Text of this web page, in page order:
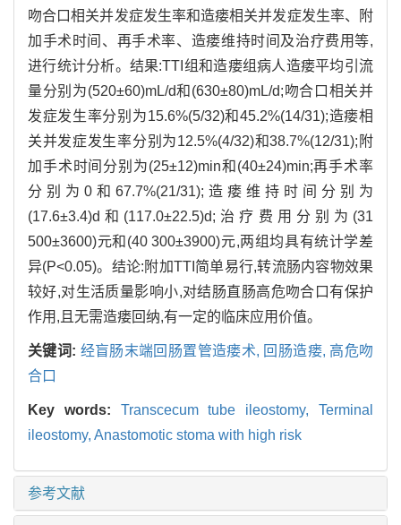
吻合口相关并发症发生率和造瘘相关并发症发生率、附
加手术时间、再手术率、造瘘维持时间及治疗费用等,
进行统计分析。结果:TTI组和造瘘组病人造瘘平均引流
量分别为(520±60)mL/d和(630±80)mL/d;吻合口相关并
发症发生率分别为15.6%(5/32)和45.2%(14/31);造瘘相
关并发症发生率分别为12.5%(4/32)和38.7%(12/31);附
加手术时间分别为(25±12)min和(40±24)min;再手术率
分别为0和67.7%(21/31);造瘘维持时间分别为
(17.6±3.4)d和(117.0±22.5)d;治疗费用分别为(31
500±3600)元和(40 300±3900)元,两组均具有统计学差
异(P<0.05)。结论:附加TTI简单易行,转流肠内容物效果
较好,对生活质量影响小,对结肠直肠高危吻合口有保护
作用,且无需造瘘回纳,有一定的临床应用价值。
关键词: 经盲肠末端回肠置管造瘘术, 回肠造瘘, 高危吻
合口
Key words: Transcecum tube ileostomy,Terminal
ileostomy, Anastomotic stoma with high risk
参考文献